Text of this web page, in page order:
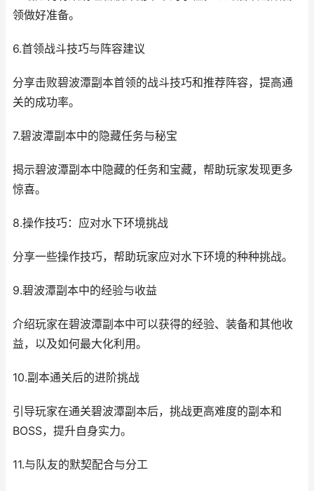
领做好准备。
6.首领战斗技巧与阵容建议
分享击败碧波潭副本首领的战斗技巧和推荐阵容，提高通
关的成功率。
7.碧波潭副本中的隐藏任务与秘宝
揭示碧波潭副本中隐藏的任务和宝藏，帮助玩家发现更多
惊喜。
8.操作技巧：应对水下环境挑战
分享一些操作技巧，帮助玩家应对水下环境的种种挑战。
9.碧波潭副本中的经验与收益
介绍玩家在碧波潭副本中可以获得的经验、装备和其他收
益，以及如何最大化利用。
10.副本通关后的进阶挑战
引导玩家在通关碧波潭副本后，挑战更高难度的副本和
BOSS，提升自身实力。
11.与队友的默契配合与分工